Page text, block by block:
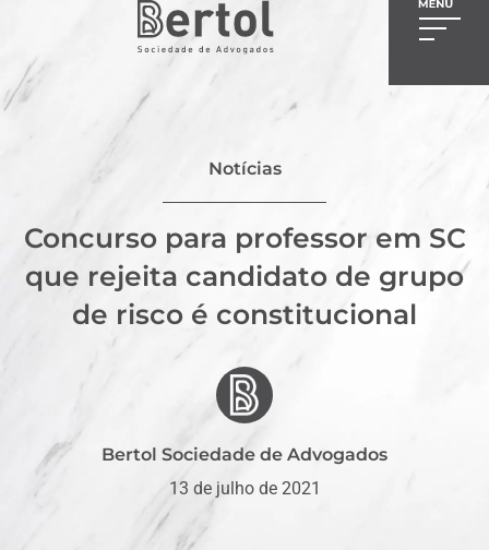
Notícias
Concurso para professor em SC
que rejeita candidato de grupo
de risco é constitucional
Bertol Sociedade de Advogados
13 de julho de 2021